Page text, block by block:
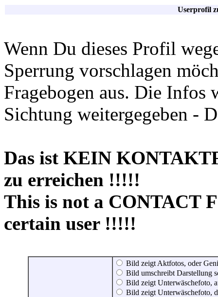
Userprofil
Wenn Du dieses Profil
Sperrung vorschlagen
Fragebogen aus. Die Infos
Sichtung weitergegeben -
Das ist KEIN
zu erreichen !!!!!
This is not a CONTACT
certain user !!!!!
Bild zeigt Aktfotos, oder
Bild umschreibt Darstellung
Bild zeigt Unterwäschefoto,
Bild zeigt Unterwäschefoto,